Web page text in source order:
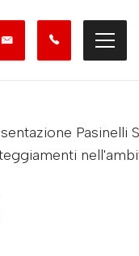
Pasinelli